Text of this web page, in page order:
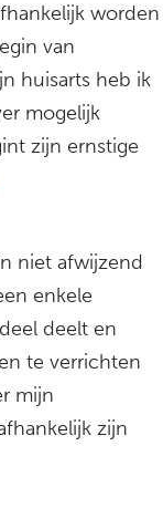
worden
van
huisarts heb ik
mogelijk
zijn ernstige
niet afwijzend
enkele
deelt en
te verrichten
mijn
zijn